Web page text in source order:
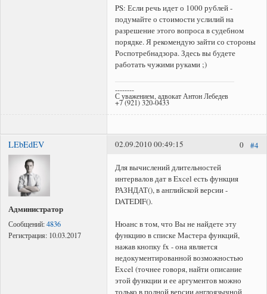
PS: Если речь идет о 1000 рублей -
подумайте о стоимости услилий на
разрешение этого вопроса в судебном
порядке. Я рекомендую зайти со стороны
Роспотребнадзора. Здесь вы будете
работать чужими руками ;)
--------
С уважением, адвокат Антон Лебедев
+7 (921) 320-0433
LEbEdEV
Администратор
Сообщений:4836
Регистрация: 10.03.2017
#4
0
02.09.2010 00:49:15
Для вычислений длительностей
интервалов дат в Excel есть функция
РАЗНДАТ(), в английской версии -
DATEDIF().
Нюанс в том, что Вы не найдете эту
функцию в списке Мастера функций,
нажав кнопку fx - она является
недокументированной возможностью
Excel (точнее говоря, найти описание
этой функции и ее аргументов можно
только в полной версии англоязычной